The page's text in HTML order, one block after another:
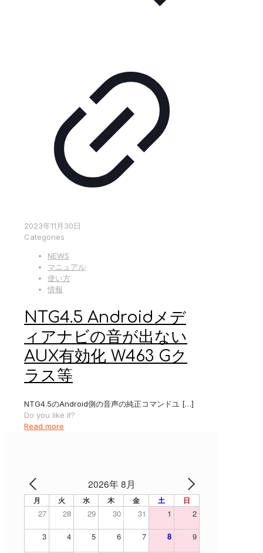
2023年11月30日
Categories
NEWS
マニュアル
使い方
情報
NTG4.5 Androidメデ
ィアナビの音が出ない
AUX有効化 W463 Gク
ラス等
NTG4.5のAndroid側の音声の純正コマンドユ […]
Do you like it?
Read more
2026年 8月
月 火 水 木 金 土 日
27 28 29 30 31 1 2
3 4 5 6 7 8 9